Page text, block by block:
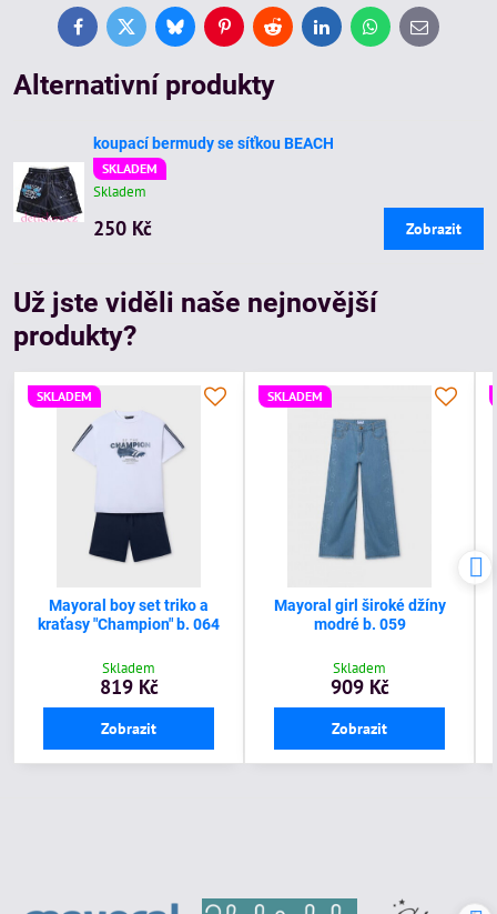
FacebookTwitterBlueskyPinterestReddit LinkedInWhatsApp
E-
mail
Alternativní produkty
koupací bermudy se síťkou BEACH
SKLADEM
Skladem
250 Kč Zobrazit
Už jste viděli naše nejnovější
produkty?
SKLADEM
Mayoral boy set triko a
kraťasy "Champion" b. 064
Skladem
819 Kč
Zobrazit
SKLADEM
Mayoral girl široké džíny
modré b. 059
Skladem
909 Kč
Zobrazit